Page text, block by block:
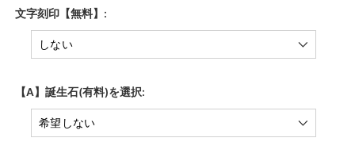
文字刻印【無料】:
【A】誕生石(有料)を選択: